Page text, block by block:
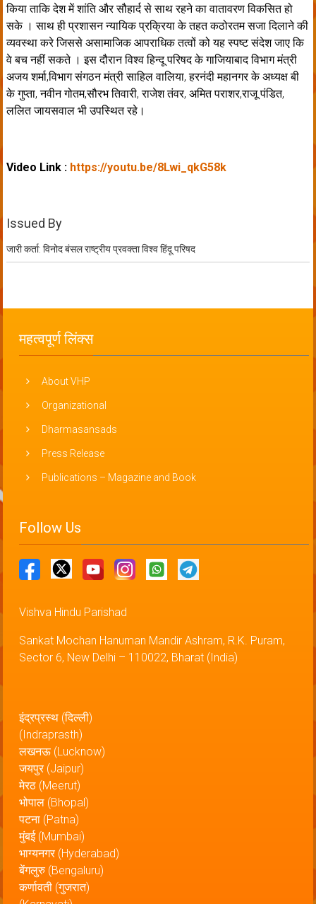
किया ताकि देश में शांति और सौहार्द से साथ रहने का वातावरण विकसित हो
सके । साथ ही प्रशासन न्यायिक प्रक्रिया के तहत कठोरतम सजा दिलाने की
व्यवस्था करे जिससे असामाजिक आपराधिक तत्वों को यह स्पष्ट संदेश जाए कि
वे बच नहीं सकते । इस दौरान विश्व हिन्दू परिषद के गाजियाबाद विभाग मंत्री
अजय शर्मा,विभाग संगठन मंत्री साहिल वालिया, हरनंदी महानगर के अध्यक्ष बी
के गुप्ता, नवीन गोतम,सौरभ तिवारी, राजेश तंवर, अमित पराशर,राजू पंडित,
ललित जायसवाल भी उपस्थित रहे।
Video Link : https://youtu.be/8Lwi_qkG58k
Issued By
जारी कर्ता: विनोद बंसल राष्ट्रीय प्रवक्ता विश्व हिंदू परिषद
महत्वपूर्ण लिंक्स
About VHP
Organizational
Dharmasansads
Press Release
Publications – Magazine and Book
Follow Us
Vishva Hindu Parishad
Sankat Mochan Hanuman Mandir Ashram, R.K. Puram,
Sector 6, New Delhi – 110022, Bharat (India)
इंद्रप्रस्थ (दिल्ली)
(Indraprasth)
लखनऊ (Lucknow)
जयपुर (Jaipur)
मेरठ (Meerut)
भोपाल (Bhopal)
पटना (Patna)
मुंबई (Mumbai)
भाग्यनगर (Hyderabad)
बेंगलुरु (Bengaluru)
कर्णावती (गुजरात)